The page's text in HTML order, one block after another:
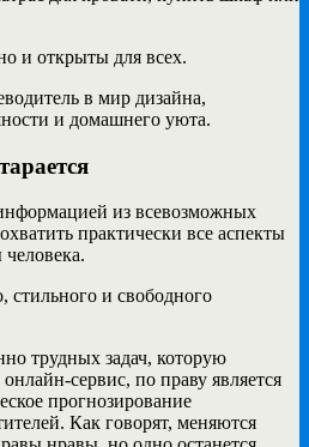
и открыты для всех.
в мир дизайна,
и домашнего уюта.
из всевозможных
практически все аспекты
стильного и свободного
трудных задач, которую
сервис, по праву является
прогнозирование
Как говорят, меняются